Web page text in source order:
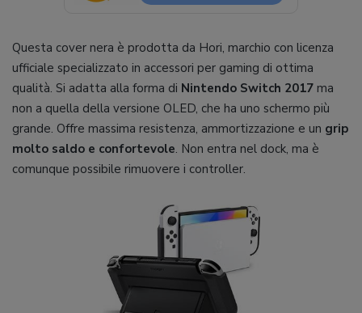
Questa cover nera è prodotta da Hori, marchio con licenza
ufficiale specializzato in accessori per gaming di ottima
qualità. Si adatta alla forma di Nintendo Switch 2017 ma
non a quella della versione OLED, che ha uno schermo più
grande. Offre massima resistenza, ammortizzazione e un grip
molto saldo e confortevole. Non entra nel dock, ma è
comunque possibile rimuovere i controller.